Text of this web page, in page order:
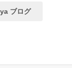
ブログ